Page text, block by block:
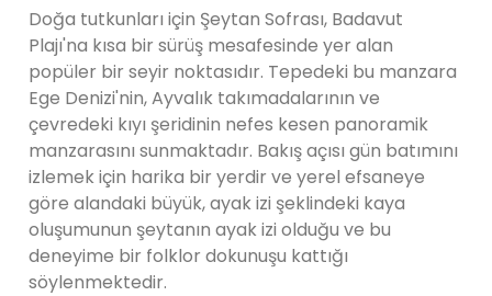
Doğa tutkunları için Şeytan Sofrası, Badavut
Plajı'na kısa bir sürüş mesafesinde yer alan
popüler bir seyir noktasıdır. Tepedeki bu manzara
Ege Denizi'nin, Ayvalık takımadalarının ve
çevredeki kıyı şeridinin nefes kesen panoramik
manzarasını sunmaktadır. Bakış açısı gün batımını
izlemek için harika bir yerdir ve yerel efsaneye
göre alandaki büyük, ayak izi şeklindeki kaya
oluşumunun şeytanın ayak izi olduğu ve bu
deneyime bir folklor dokunuşu kattığı
söylenmektedir.